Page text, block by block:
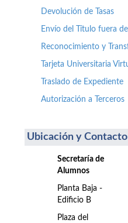
Devolución de Tasas
Envío del Título fuera
Reconocimiento y
Tarjeta Universitaria
Traslado de Expediente
Autorización a Terceros
Ubicación y Contacto
Secretaría de
Alumnos
Planta Baja -
Edificio B
Plaza del